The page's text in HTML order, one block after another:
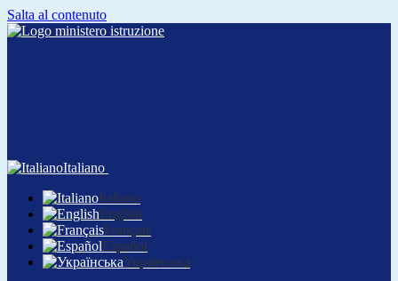
Salta al contenuto
Italiano
Italiano
English
Français
Español
Українська